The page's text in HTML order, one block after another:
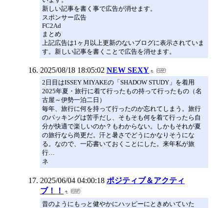
新しい記事を書く事で広告が消せます。
スポンサー広告
FC2Ad
まとめ
上記広告は1ヶ月以上更新のないブログに表示されていま
す。新しい記事を書くことで広告を消せます。
2025/08/18 18:05:02 NEW SEXY
2日目はISSEY MIYAKEの「SHADOW STUDY」を着用
2025年夏・旅行に着て行ったもの持って行ったもの（名
古屋～伊勢一泊二日）
毎年、旅行に何を持って行ったのか忘れてしまう。旅行
のパッキングは苦手だし、そもそも何を着て行ったら自
分が快適で楽しいのか？もわからない。しかもそれが夏
の旅行なら尚更だ。汗と暑さでどうにかなりそうにな
る。なので、一応書いておくことにした。来年私が旅
行…
ネ
2025/06/04 04:00:18 ポジティブ＆アクティ
ブ！！
昔のようにもっと健やかにハッピーにときめいていた